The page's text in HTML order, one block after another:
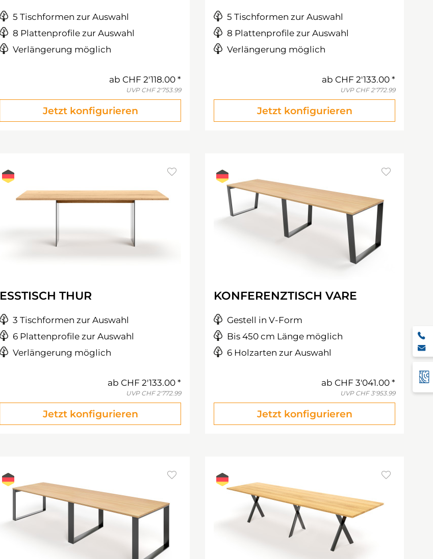
5 Tischformen zur Auswahl
8 Plattenprofile zur Auswahl
Verlängerung möglich
ab CHF 2'118.00
UVP CHF 2'753.99
Jetzt konfigurieren
5 Tischformen zur Auswahl
8 Plattenprofile zur Auswahl
Verlängerung möglich
ab CHF 2'133.00
UVP CHF 2'772.99
Jetzt konfigurieren
ESSTISCH THUR
3 Tischformen zur Auswahl
6 Plattenprofile zur Auswahl
Verlängerung möglich
ab CHF 2'133.00
UVP CHF 2'772.99
Jetzt konfigurieren
KONFERENZTISCH VARE
Gestell in V-Form
Bis 450 cm Länge möglich
6 Holzarten zur Auswahl
ab CHF 3'041.00
UVP CHF 3'953.99
Jetzt konfigurieren